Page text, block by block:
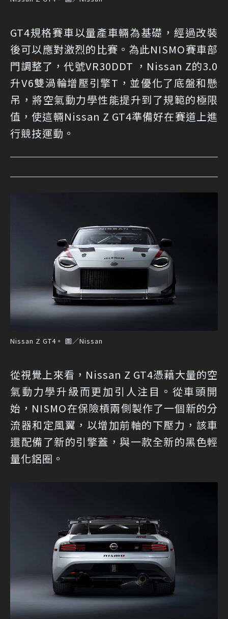
GT4規格賽車以量產車輛為基礎，經過改裝
後可以應對激烈的比賽。為此NISMO賽車部
門調整了，代號VR30DDT ，Nissan Z的3.0
升V6雙渦輪增壓引擎T，並優化了底盤和懸
吊，將空氣動力學性能提升到了規範的極限
值，使這輛Nissan Z GT4準備好在賽道上進
行競技運動。
Nissan Z GT4。 圖／Nissan
從視覺上來看，Nissan Z GT4憑藉大量的空
氣動力學升級而更加引人注目。從車頭開
始，NISMO在保險槓兩側製作了一個新的分
流器和定風翼，以增加前軸的下壓力，該車
還配備了新的引擎蓋，與一款全新的黑色輕
量化鋁圈。